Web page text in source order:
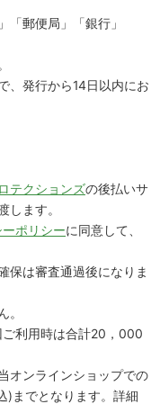
「郵便局」「銀行」
、発行から14日以内にお
テクションズの後払いサ
します。
ポリシーに同意して、
は審査通過後になりま
。
利用時は合計20，000
オンラインショップでの
)までとなります。詳細